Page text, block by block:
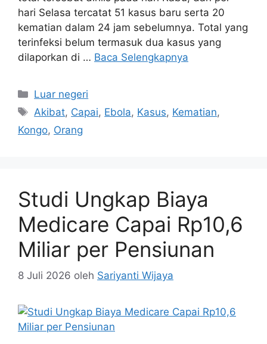
hari Selasa tercatat 51 kasus baru serta 20
kematian dalam 24 jam sebelumnya. Total yang
terinfeksi belum termasuk dua kasus yang
dilaporkan di … Baca Selengkapnya
Kategori
Luar negeri
Tag
Akibat, Capai, Ebola, Kasus, Kematian,
Kongo, Orang
Studi Ungkap Biaya
Medicare Capai Rp10,6
Miliar per Pensiunan
8 Juli 2026 oleh Sariyanti Wijaya